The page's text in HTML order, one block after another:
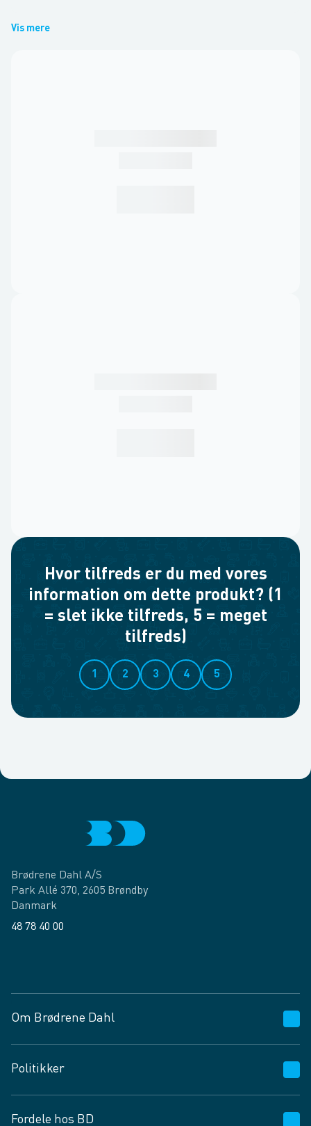
Vis mere
Hvor tilfreds er du med vores
information om dette produkt? (1
= slet ikke tilfreds, 5 = meget
tilfreds)
1 2 3 4 5
Brødrene Dahl A/S
Park Allé 370, 2605 Brøndby
Danmark
48 78 40 00
Om Brødrene Dahl
Vagttelefon 30 10 89 89
Spørgsmål og svar
Job og karriere
Politikker
Fordele hos BD